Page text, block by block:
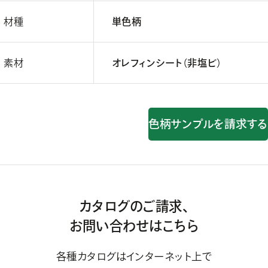
材種 単色柄
素材 オレフィンシート（非塩ビ）
色柄サンプルを請求する
カタログのご請求、
お問い合わせはこちら
各種カタログはインターネット上で